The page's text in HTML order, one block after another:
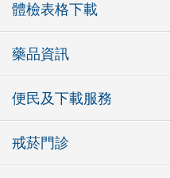
體檢表格下載
藥品資訊
便民及下載服務
戒菸門診